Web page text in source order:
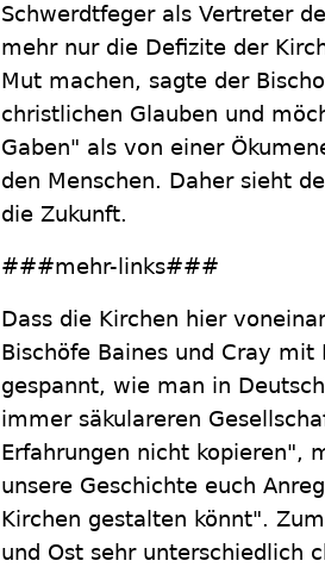
Schwerdtfeger als Vertreter
mehr nur die Defizite der
Mut machen, sagte der
christlichen Glauben und
Gaben" als von einer
den Menschen. Daher sieht
die Zukunft.
###mehr-links###
Dass die Kirchen hier
Bischöfe Baines und Cray
gespannt, wie man in
immer säkulareren
Erfahrungen nicht kopieren",
unsere Geschichte euch
Kirchen gestalten könnt".
und Ost sehr unterschiedlich